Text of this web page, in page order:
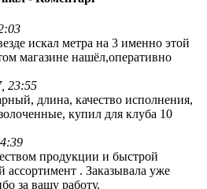
искал метра на 3 именно этой
магазине нашёл,оперативно
23:55
длина, качество исполнения,
купил для клуба 10
продукции и быстрой
. Заказывала уже
за вашу работу.